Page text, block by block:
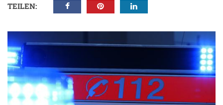
TEILEN: